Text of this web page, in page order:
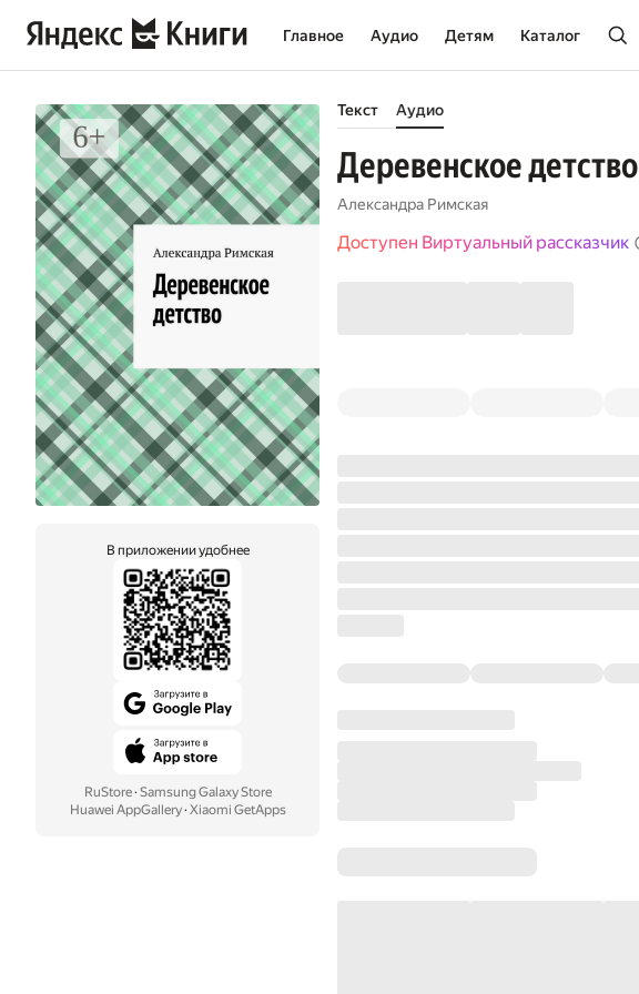
Главное Аудио Детям Каталог
В приложении удобнее
RuStore· Samsung Galaxy Store
Huawei AppGallery· Xiaomi GetApps
Текст Аудио
Деревенское детство
Александра Римская
Доступен Виртуальный рассказчик